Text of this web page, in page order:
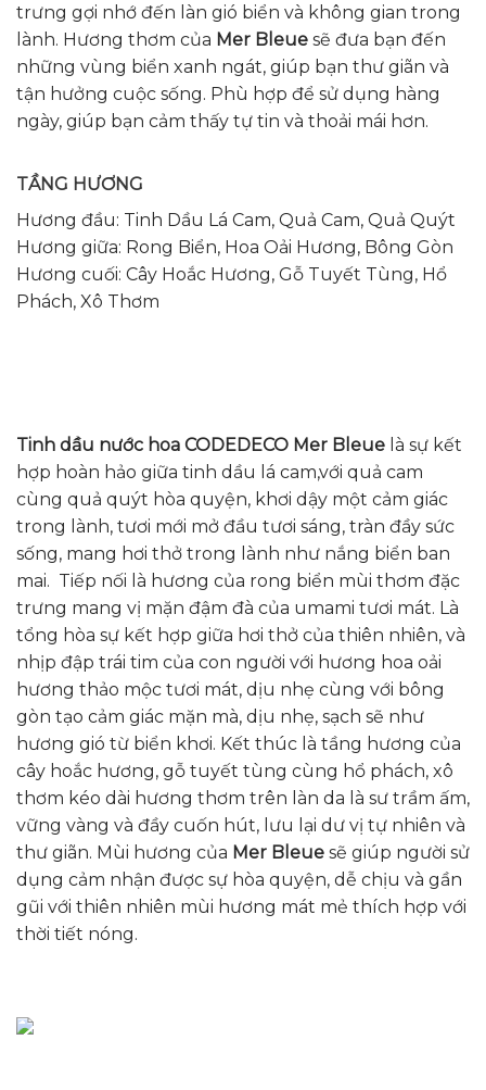
trưng gợi nhớ đến làn gió biển và không gian trong
lành. Hương thơm của Mer Bleue sẽ đưa bạn đến
những vùng biển xanh ngát, giúp bạn thư giãn và
tận hưởng cuộc sống. Phù hợp để sử dụng hàng
ngày, giúp bạn cảm thấy tự tin và thoải mái hơn.
TẦNG HƯƠNG
Hương đầu: Tinh Dầu Lá Cam, Quả Cam, Quả Quýt
Hương giữa: Rong Biển, Hoa Oải Hương, Bông Gòn
Hương cuối: Cây Hoắc Hương, Gỗ Tuyết Tùng, Hổ
Phách, Xô Thơm
Tinh dầu nước hoa CODEDECO Mer Bleue là sự kết
hợp hoàn hảo giữa tinh dầu lá cam,với quả cam
cùng quả quýt hòa quyện, khơi dậy một cảm giác
trong lành, tươi mới mở đầu tươi sáng, tràn đầy sức
sống, mang hơi thở trong lành như nắng biển ban
mai. Tiếp nối là hương của rong biển mùi thơm đặc
trưng mang vị mặn đậm đà của umami tươi mát. Là
tổng hòa sự kết hợp giữa hơi thở của thiên nhiên, và
nhịp đập trái tim của con người với hương hoa oải
hương thảo mộc tươi mát, dịu nhẹ cùng với bông
gòn tạo cảm giác mặn mà, dịu nhẹ, sạch sẽ như
hương gió từ biển khơi. Kết thúc là tầng hương của
cây hoắc hương, gỗ tuyết tùng cùng hổ phách, xô
thơm kéo dài hương thơm trên làn da là sư trầm ấm,
vững vàng và đầy cuốn hút, lưu lại dư vị tự nhiên và
thư giãn. Mùi hương của Mer Bleue sẽ giúp người sử
dụng cảm nhận được sự hòa quyện, dễ chịu và gần
gũi với thiên nhiên mùi hương mát mẻ thích hợp với
thời tiết nóng.